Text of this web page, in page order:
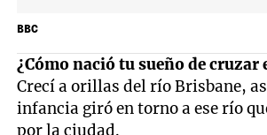
BBC
¿Cómo nació tu sueño de cruzar
Crecí a orillas del río Brisbane,
infancia giró en torno a ese río
por la ciudad.